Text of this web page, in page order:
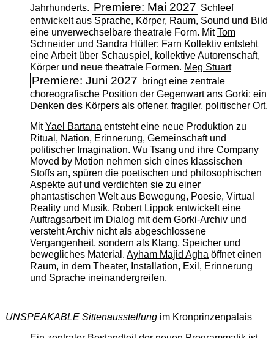
Jahrhunderts. Premiere: Mai 2027 Schleef
entwickelt aus Sprache, Körper, Raum, Sound und Bild
eine unverwechselbare theatrale Form. MitTom
Schneider und Sandra Hüller: Farn Kollektiventsteht
eine Arbeit über Schauspiel, kollektive Autorenschaft,
Körper und neue theatrale Formen. Meg Stuart
Premiere: Juni 2027 bringt eine zentrale
choreografische Position der Gegenwart ans Gorki: ein
Denken des Körpers als offener, fragiler, politischer Ort.
MitYael Bartanaentsteht eine neue Produktion zu
Ritual, Nation, Erinnerung, Gemeinschaft und
politischer Imagination. Wu Tsang und ihre Company
Moved by Motion nehmen sich eines klassischen
Stoffs an, spüren die poetischen und philosophischen
Aspekte auf und verdichten sie zu einer
phantastischen Welt aus Bewegung, Poesie, Virtual
Reality und Musik. Robert Lippokentwickelt eine
Auftragsarbeit im Dialog mit dem Gorki-Archiv und
versteht Archiv nicht als abgeschlossene
Vergangenheit, sondern als Klang, Speicher und
bewegliches Material. Ayham Majid Aghaöffnet einen
Raum, in dem Theater, Installation, Exil, Erinnerung
und Sprache ineinandergreifen.
UNSPEAKABLE Sittenausstellungim Kronprinzenpalais